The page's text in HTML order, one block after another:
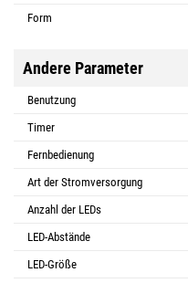
Form
Andere Parameter
Benutzung
Timer
Fernbedienung
Art der Stromversorgung
Anzahl der LEDs
LED-Abstände
LED-Größe